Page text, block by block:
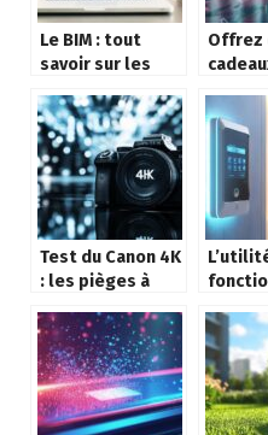
Le BIM : tout
savoir sur les
d’utiliser cette
technologie en
construction
Offrez
fête
Test du Canon 4K
: les pièges à
réussir vos
premières
photos
votre